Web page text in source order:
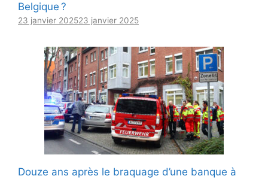
Belgique ?
23 janvier 202523 janvier 2025
Douze ans après le braquage d’une banque à